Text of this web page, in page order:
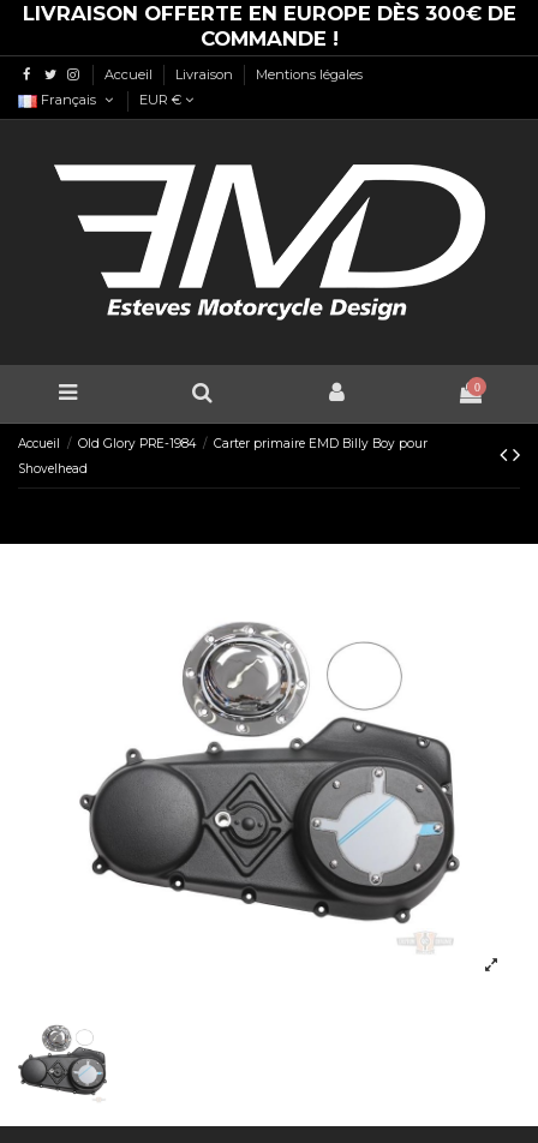
LIVRAISON OFFERTE EN EUROPE DÈS 300€ DE
COMMANDE !
Accueil Livraison
Mentions légales
Français
EUR €
0
Accueil Old Glory PRE-1984
Carter primaire EMD Billy Boy pour
Shovelhead